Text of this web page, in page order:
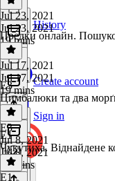
History
Create account
Sign in
Jul 23, 2021
Jul 23, 2021
19 mins
Предки онлайн.
Jul 17, 2021
Jul 17, 2021
19 mins
E3
Цимбалюки та два
E3·
Jul 8, 2021
Jul 8, 2021
21 mins
E1
Чукутиха. Віднайдене
E1·